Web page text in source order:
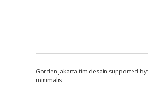
Gorden Jakarta tim desain supported by:
minimalis